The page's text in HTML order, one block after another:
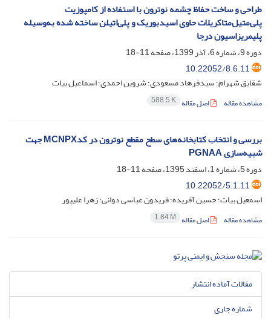
طراحی و ساخت حفاظ چشمه نوترون با استفاده از کامپوزیت
پلی‌متیل‌متاکریلات حاوی اسیدبوریک و پلی‌اتیلن ساخته شده به‌وسیله
پلیمریزاسیون درجا
دوره 9، شماره 6، آذر 1399، صفحه
11-18
10.22052/8.6.11
شقایق شهرام؛ سیدفرهاد مسعودی؛ شروین احمدی؛ اسماعیل بیات
مشاهده مقاله اصل مقاله 588.5 K
بررسی و انتخاب کتابخانه‌های سطح مقطع نوترون در کدMCNPX جهت
شبیه‌سازی PGNAA
دوره 5، شماره 1، اسفند 1395، صفحه
11-18
10.22052/5.1.11
اسمعیل بیات؛ حسین آفریده؛ فریدون عباسی دوانی؛ زهرا علیپور
مشاهده مقاله اصل مقاله 1.84 M
مقالات آماده انتشار
شماره جاری